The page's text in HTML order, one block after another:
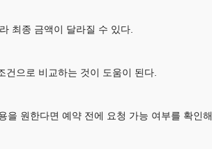
최종 금액이 달라질 수 있다.
으로 비교하는 것이 도움이 된다.
을 원한다면 예약 전에 요청 가능 여부를 확인해